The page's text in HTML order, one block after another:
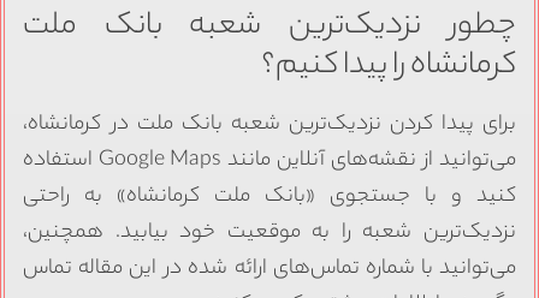
چطور نزدیک‌ترین شعبه بانک ملت
کرمانشاه را پیدا کنیم؟
برای پیدا کردن نزدیک‌ترین شعبه بانک ملت در کرمانشاه،
می‌توانید از نقشه‌های آنلاین مانند Google Maps استفاده
کنید و با جستجوی «بانک ملت کرمانشاه» به راحتی
نزدیک‌ترین شعبه را به موقعیت خود بیابید. همچنین،
می‌توانید با شماره تماس‌های ارائه شده در این مقاله تماس